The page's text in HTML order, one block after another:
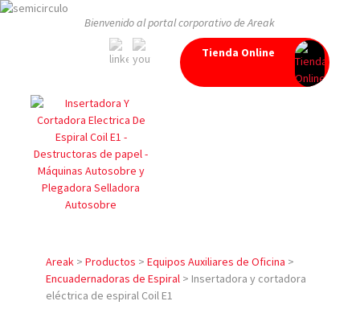
Bienvenido al portal corporativo de Areak
Tienda Online
Areak> Productos > Equipos Auxiliares de Oficina >
Encuadernadoras de Espiral> Insertadora y cortadora
eléctrica de espiral Coil E1